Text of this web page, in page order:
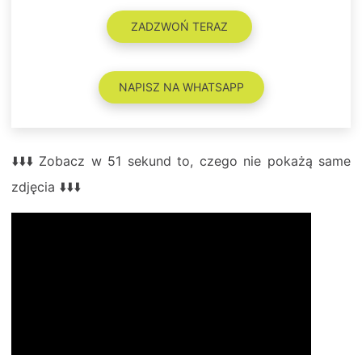
ZADZWOŃ TERAZ
NAPISZ NA WHATSAPP
⬇️⬇️⬇️ Zobacz w 51 sekund to, czego nie pokażą same
zdjęcia ⬇️⬇️⬇️